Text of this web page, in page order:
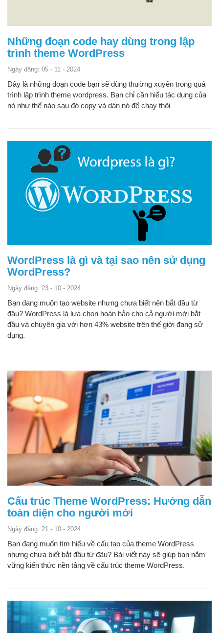
Những đoạn code hay dùng trong lập
trình theme WordPress
Ngày đăng: 05 - 11 - 2024
Đây là những đoạn code bạn sẽ dùng thường xuyên trong quá
trình lập trình theme wordpress. Bạn chỉ cần hiểu tác dụng của
nó như thế nào sau đó copy và dán nó để chạy thôi
WordPress là gì và tại sao nên sử dụng
WordPress?
Ngày đăng: 23 - 10 - 2024
Bạn đang muốn tạo website nhưng chưa biết nên bắt đầu từ
đâu? WordPress là lựa chọn hoàn hảo cho cả người mới bắt
đầu và chuyên gia với hơn 43% website trên thế giới đang sử
dụng.
Cấu trúc Theme WordPress: Hướng dẫn
toàn diện cho người mới
Ngày đăng: 21 - 10 - 2024
Bạn đang muốn tìm hiểu về cấu tạo của theme WordPress
nhưng chưa biết bắt đầu từ đâu? Bài viết này sẽ giúp bạn nắm
vững kiến thức nền tảng về cấu trúc theme WordPress.